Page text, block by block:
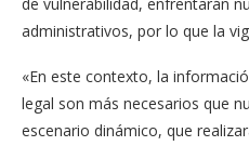
administrativos, por lo que la
«En este contexto, la
legal son más necesarios que
escenario dinámico, que